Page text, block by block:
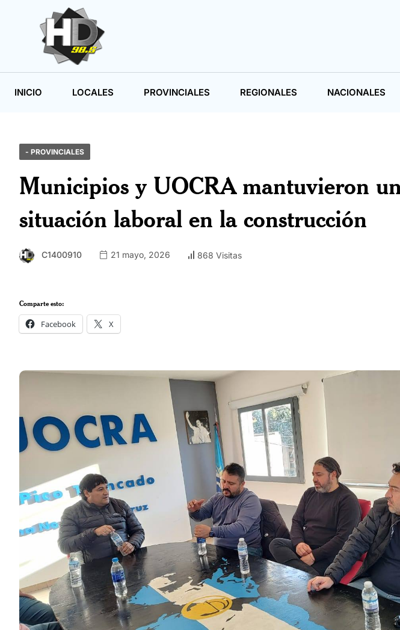
INICIO LOCALES PROVINCIALES REGIONALES NACIONALES
- PROVINCIALES
Municipios y UOCRA mantuvieron
situación laboral en la construcción
C1400910 21 mayo, 2026 868 Visitas
Comparte esto:
Facebook X